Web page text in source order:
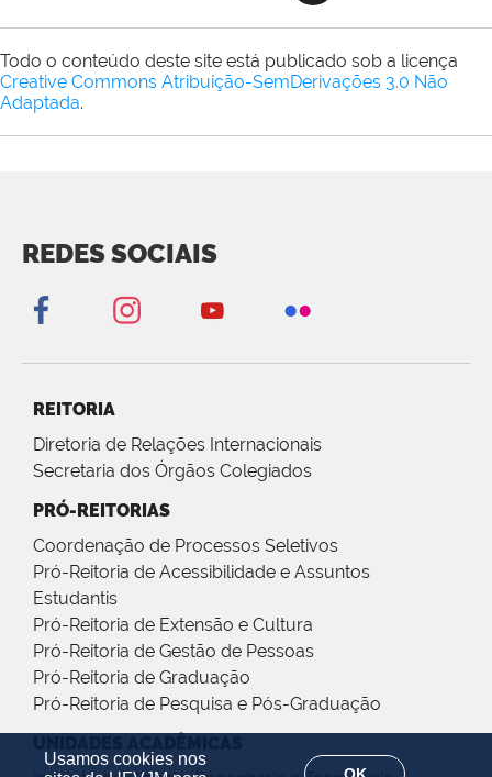
Usamos cookies nos
Todo o conteúdo deste site está publicado sob a licença
Creative Commons Atribuição-SemDerivações 3.0 Não
Adaptada.
REDES SOCIAIS
REITORIA
Diretoria de Relações Internacionais
Secretaria dos Órgãos Colegiados
PRÓ-REITORIAS
Coordenação de Processos Seletivos
Pró-Reitoria de Acessibilidade e Assuntos
Estudantis
Pró-Reitoria de Extensão e Cultura
Pró-Reitoria de Gestão de Pessoas
Pró-Reitoria de Graduação
Pró-Reitoria de Pesquisa e Pós-Graduação